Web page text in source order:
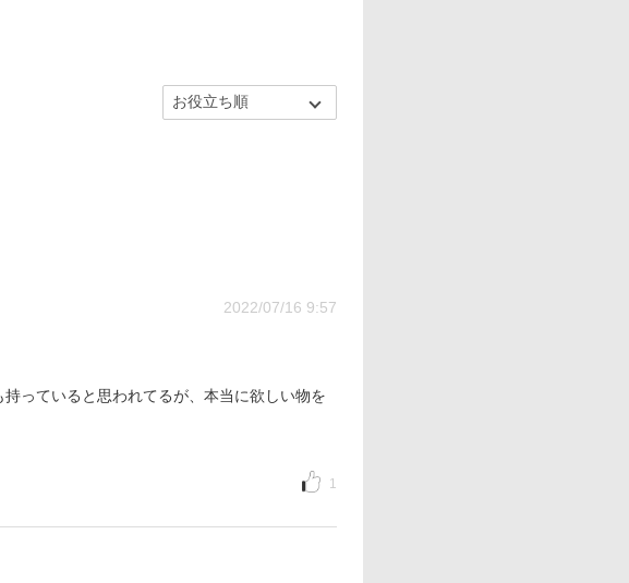
2022/07/16 9:57
っていると思われてるが、本当に欲しい物を
1